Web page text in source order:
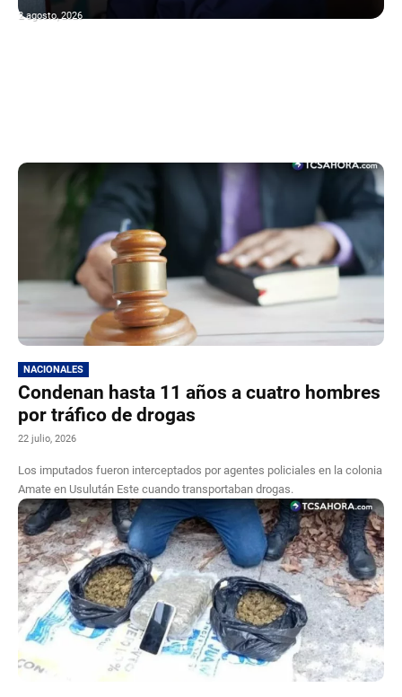
2 agosto, 2026
NACIONALES
Condenan hasta 11 años a cuatro hombres
por tráfico de drogas
22 julio, 2026
Los imputados fueron interceptados por agentes policiales en la colonia
Amate en Usulután Este cuando transportaban drogas.